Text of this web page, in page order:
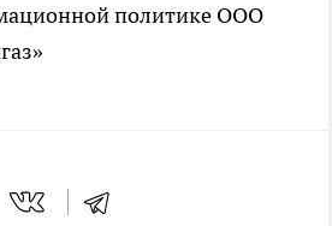
политике ООО